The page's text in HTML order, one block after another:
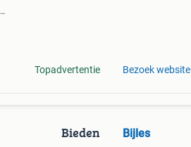
Topadvertentie Bezoek website
Bieden Bijles